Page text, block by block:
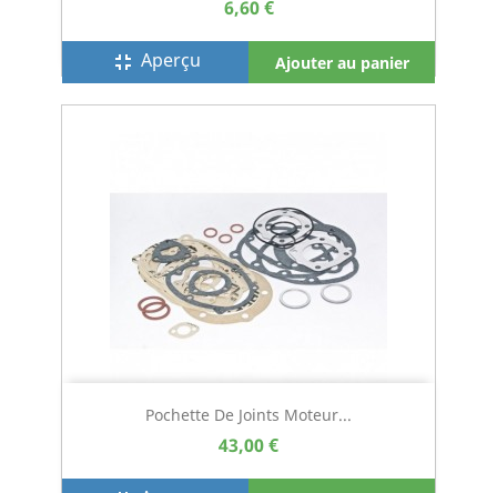
6,60 €
fullscreen_exit Aperçu Ajouter au panier
Pochette De Joints Moteur...
43,00 €